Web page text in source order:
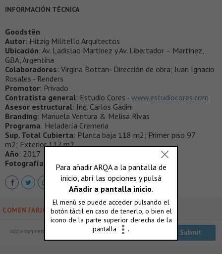
INFORMACIÓN TÉCNICA
Goodstën
Autor: Hitzig Militello Arquitectos
Ubicación: Av. Ladislao Martinez y Av. Libertador – Martinez,
GBA, Argentina
Colaboradores: Virgina Bottan- Dirección de obra; Juan Ignacio
Rosales - Renders
Promotor: Privado
Contratista general: Estudio Cores - www.estudiocores.com
Asesor estructural: Ing. Carlos Gadini
Branding: Manuela Ventura & Melisa Rivas
Programa: Heladería Cremeria
Sup. Total Cubierta: Planta baja 118 m2; Primer piso 97
m2; Exterior 117 m2
Año: 2017
Fotografía : Federico Kulekdjian
COMENTARIOS